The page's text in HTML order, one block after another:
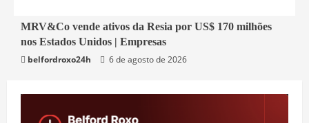
2 min read
Economia
MRV&Co vende ativos da Resia por US$ 170 milhões
nos Estados Unidos | Empresas
belfordroxo24h
6 de agosto de 2026